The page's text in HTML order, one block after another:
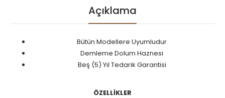
Açıklama
Bütün Modellere Uyumludur
Demleme Dolum Haznesi
Beş (5) Yıl Tedarik Garantisi
ÖZELLİKLER